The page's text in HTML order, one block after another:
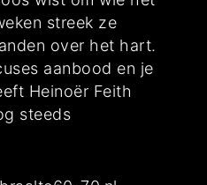
streek ze
over het hart.
aanbood en je
Heinoër Feith
steeds